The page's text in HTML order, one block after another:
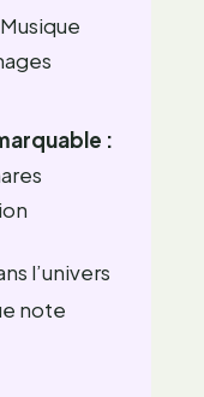
Musique
:
l’univers
note